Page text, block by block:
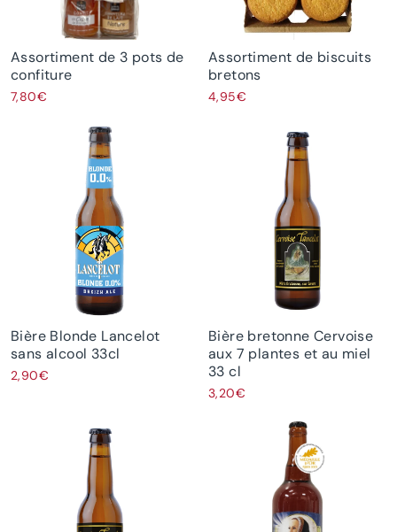
Assortiment de 3 pots de
confiture
7,80€
Assortiment de biscuits
bretons
4,95€
Bière Blonde Lancelot
sans alcool 33cl
2,90€
Bière bretonne Cervoise
aux 7 plantes et au miel
33 cl
3,20€